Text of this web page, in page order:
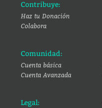
Contribuye:
Haz tu Donación
Colabora
Comunidad:
Cuenta básica
Cuenta Avanzada
Legal: